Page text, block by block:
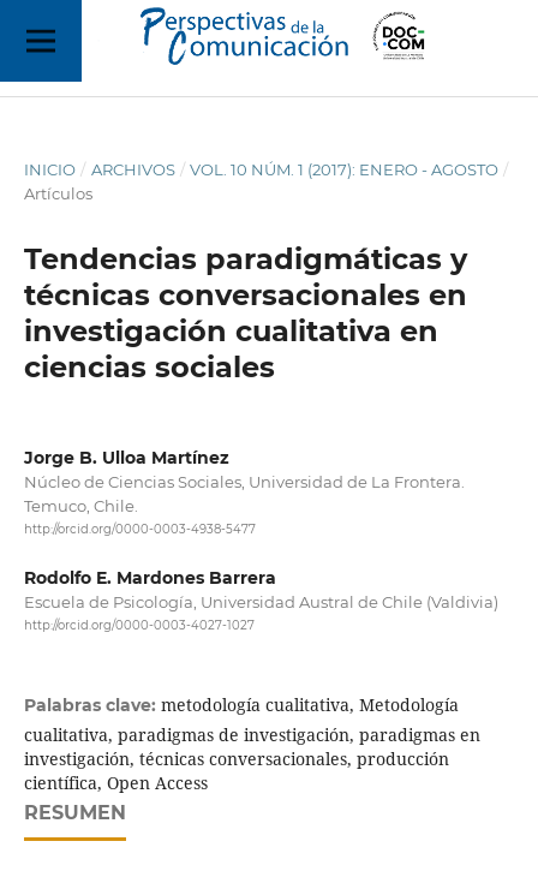
INICIO / ARCHIVOS / VOL. 10 NÚM. 1 (2017): ENERO - AGOSTO /
Artículos
Tendencias paradigmáticas y
técnicas conversacionales en
investigación cualitativa en
ciencias sociales
Jorge B. Ulloa Martínez
Núcleo de Ciencias Sociales, Universidad de La Frontera.
Temuco, Chile.
http://orcid.org/0000-0003-4938-5477
Rodolfo E. Mardones Barrera
Escuela de Psicología, Universidad Austral de Chile (Valdivia)
http://orcid.org/0000-0003-4027-1027
Palabras clave: metodología cualitativa, Metodología
cualitativa, paradigmas de investigación, paradigmas en
investigación, técnicas conversacionales, producción
científica, Open Access
RESUMEN